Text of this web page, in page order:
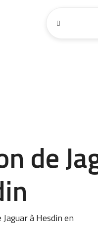
de
à Hesdin en